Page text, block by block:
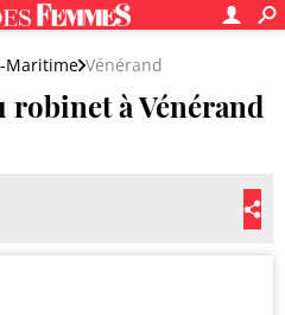
Maritime Vénérand
robinet à Vénérand